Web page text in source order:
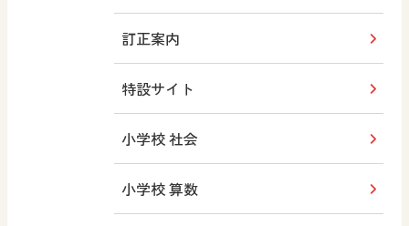
訂正案内
特設サイト
小学校 社会
小学校 算数